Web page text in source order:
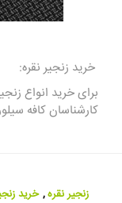
خرید زنجیر نقره:
برایخرید انواع
کارشناسان کافه
زنجیر نقره, خرید